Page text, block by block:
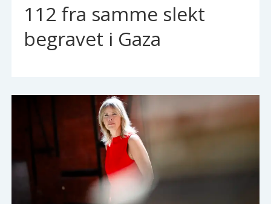
112 fra samme slekt
begravet i Gaza